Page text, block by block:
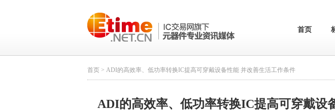
首页
首页 > ADI的高效率、低功率转换IC提高可穿戴设备性能 并改善生活工作条件
ADI的高效率、低功率转换IC提高可穿戴设